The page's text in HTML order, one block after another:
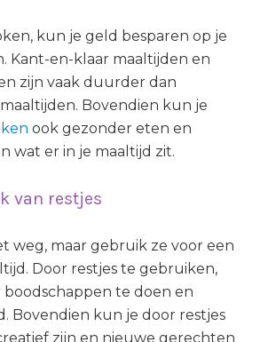
kun je geld besparen op je
Kant-en-klaar maaltijden en
zijn vaak duurder dan
Bovendien kun je
ook gezonder eten en
wat er in je maaltijd zit.
van restjes
weg, maar gebruik ze voor een
Door restjes te gebruiken,
boodschappen te doen en
Bovendien kun je door restjes
zijn en nieuwe gerechten